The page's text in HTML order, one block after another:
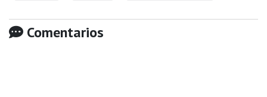
Comentarios